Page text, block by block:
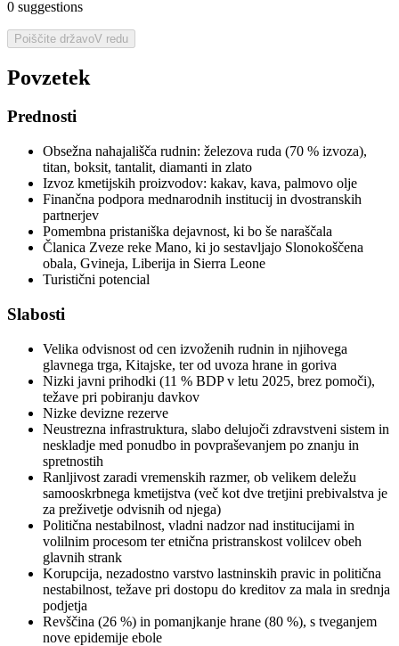
0 suggestions
Poiščite državoV redu
Povzetek
Prednosti
Obsežna nahajališča rudnin: železova ruda (70 % izvoza),
titan, boksit, tantalit, diamanti in zlato
Izvoz kmetijskih proizvodov: kakav, kava, palmovo olje
Finančna podpora mednarodnih institucij in dvostranskih
partnerjev
Pomembna pristaniška dejavnost, ki bo še naraščala
Članica Zveze reke Mano, ki jo sestavljajo Slonokoščena
obala, Gvineja, Liberija in Sierra Leone
Turistični potencial
Slabosti
Velika odvisnost od cen izvoženih rudnin in njihovega
glavnega trga, Kitajske, ter od uvoza hrane in goriva
Nizki javni prihodki (11 % BDP v letu 2025, brez pomoči),
težave pri pobiranju davkov
Nizke devizne rezerve
Neustrezna infrastruktura, slabo delujoči zdravstveni sistem in
neskladje med ponudbo in povpraševanjem po znanju in
spretnostih
Ranljivost zaradi vremenskih razmer, ob velikem deležu
samooskrbnega kmetijstva (več kot dve tretjini prebivalstva je
za preživetje odvisnih od njega)
Politična nestabilnost, vladni nadzor nad institucijami in
volilnim procesom ter etnična pristranskost volilcev obeh
glavnih strank
Korupcija, nezadostno varstvo lastninskih pravic in politična
nestabilnost, težave pri dostopu do kreditov za mala in srednja
podjetja
Revščina (26 %) in pomanjkanje hrane (80 %), s tveganjem
nove epidemije ebole